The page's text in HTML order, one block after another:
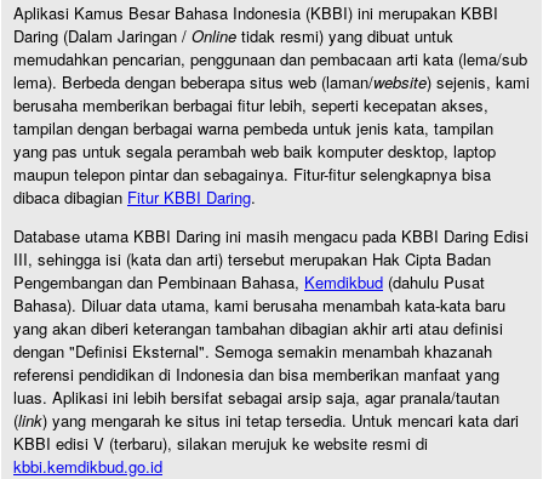
Aplikasi Kamus Besar Bahasa Indonesia (KBBI) ini merupakan KBBI
Daring (Dalam Jaringan / Online tidak resmi) yang dibuat untuk
memudahkan pencarian, penggunaan dan pembacaan arti kata (lema/sub
lema). Berbeda dengan beberapa situs web (laman/website) sejenis, kami
berusaha memberikan berbagai fitur lebih, seperti kecepatan akses,
tampilan dengan berbagai warna pembeda untuk jenis kata, tampilan
yang pas untuk segala perambah web baik komputer desktop, laptop
maupun telepon pintar dan sebagainya. Fitur-fitur selengkapnya bisa
dibaca dibagian Fitur KBBI Daring.
Database utama KBBI Daring ini masih mengacu pada KBBI Daring Edisi
III, sehingga isi (kata dan arti) tersebut merupakan Hak Cipta Badan
Pengembangan dan Pembinaan Bahasa, Kemdikbud (dahulu Pusat
Bahasa). Diluar data utama, kami berusaha menambah kata-kata baru
yang akan diberi keterangan tambahan dibagian akhir arti atau definisi
dengan "Definisi Eksternal". Semoga semakin menambah khazanah
referensi pendidikan di Indonesia dan bisa memberikan manfaat yang
luas. Aplikasi ini lebih bersifat sebagai arsip saja, agar pranala/tautan
(link) yang mengarah ke situs ini tetap tersedia. Untuk mencari kata dari
KBBI edisi V (terbaru), silakan merujuk ke website resmi di
kbbi.kemdikbud.go.id